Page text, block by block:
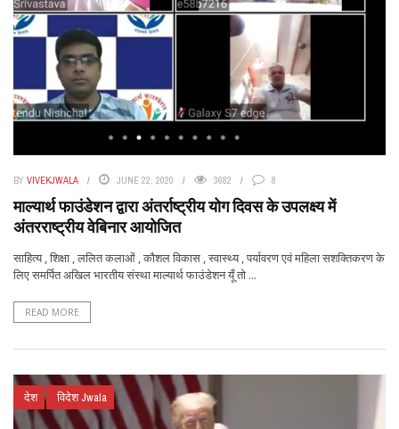
BY VIVEKJWALA JUNE 22, 2020 3682 8
माल्यार्थ फाउंडेशन द्वारा अंतर्राष्ट्रीय योग दिवस के उपलक्ष्य में
अंतरराष्ट्रीय वेबिनार आयोजित
साहित्य , शिक्षा , ललित कलाओं , कौशल विकास , स्वास्थ्य , पर्यावरण एवं महिला सशक्तिकरण के
लिए समर्पित अखिल भारतीय संस्था माल्यार्थ फाउंडेशन यूँ तो ...
READ MORE
देश विदेश Jwala